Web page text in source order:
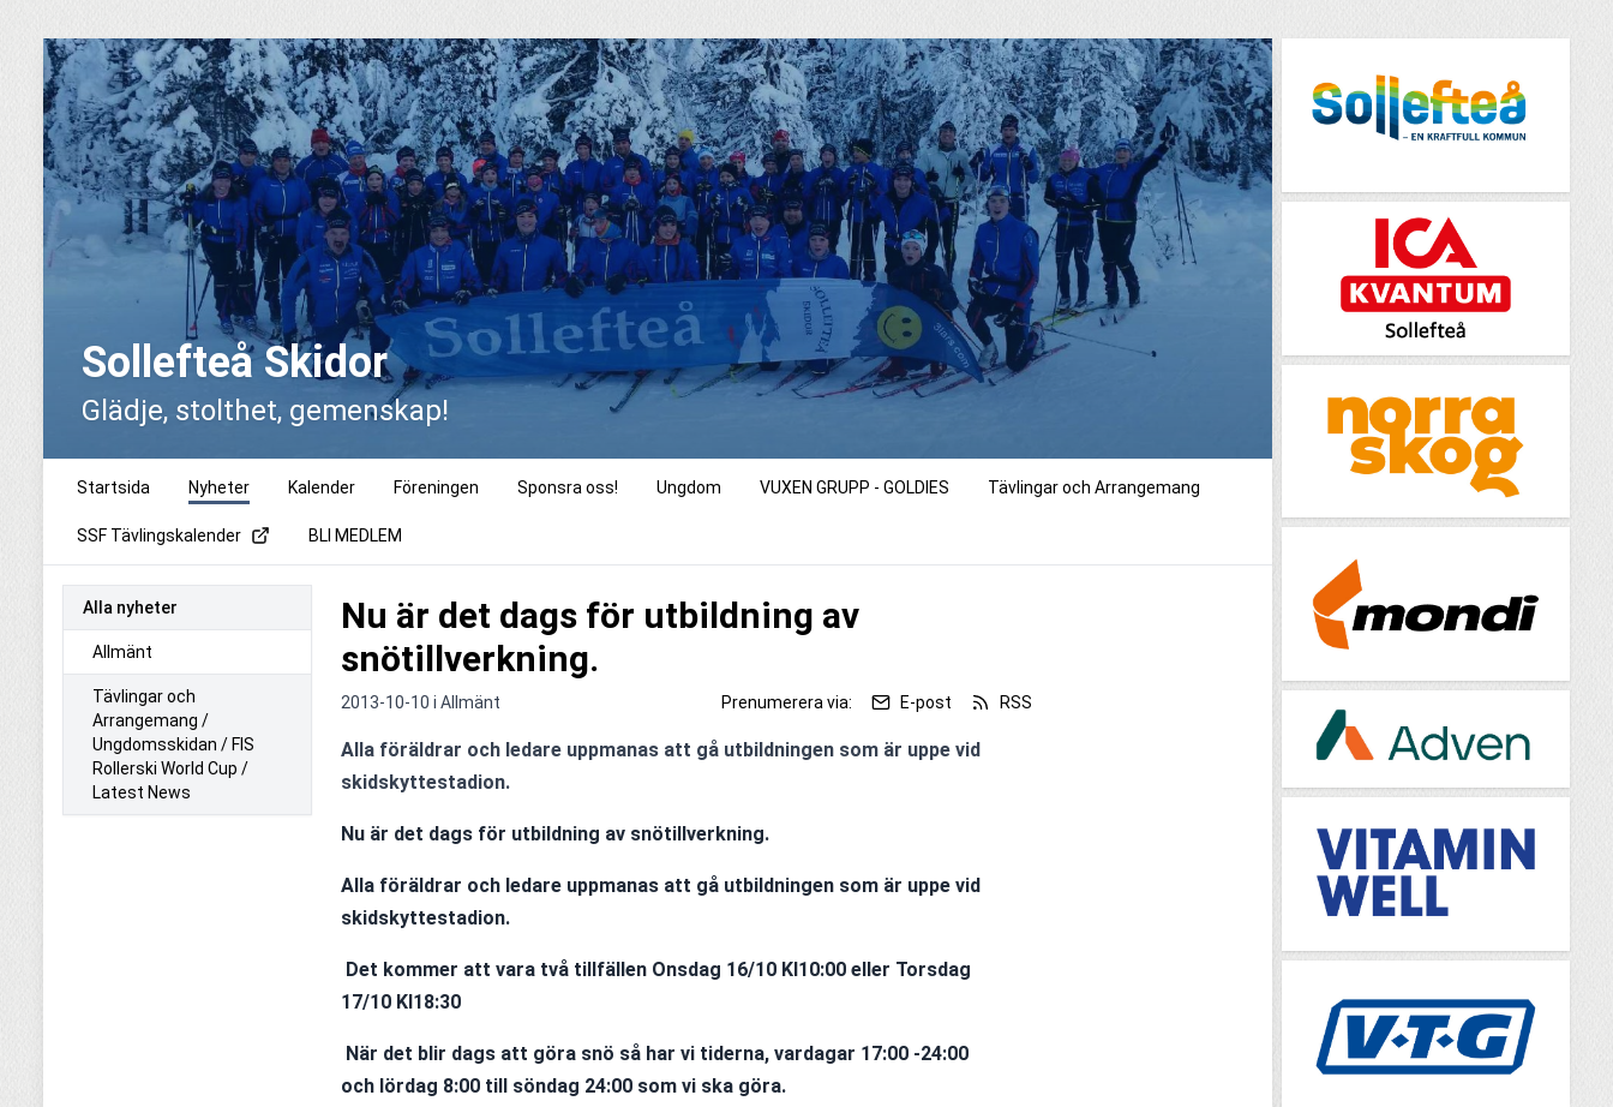
Sollefteå Skidor
Glädje, stolthet, gemenskap!
Startsida Nyheter Kalender Föreningen Sponsra oss! Ungdom VUXEN GRUPP - GOLDIES Tävlingar och Arrangemang
SSF Tävlingskalender BLI MEDLEM
Alla nyheter
Allmänt
Tävlingar och
Arrangemang /
Ungdomsskidan / FIS
Rollerski World Cup /
Latest News
Nu är det dags för utbildning av
snötillverkning.
2013-10-10 i Allmänt Prenumerera via: E-post RSS
Alla föräldrar och ledare uppmanas att gå utbildningen som är uppe vid
skidskyttestadion.
Nu är det dags för utbildning av snötillverkning.
Alla föräldrar och ledare uppmanas att gå utbildningen som är uppe vid
skidskyttestadion.
Det kommer att vara två tillfällen Onsdag 16/10 Kl10:00 eller Torsdag
17/10 Kl18:30
När det blir dags att göra snö så har vi tiderna, vardagar 17:00 -24:00
och lördag 8:00 till söndag 24:00 som vi ska göra.